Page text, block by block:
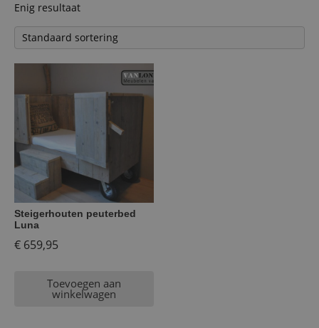
Enig resultaat
Steigerhouten peuterbed
Luna
€ 659,95
Toevoegen aan
winkelwagen